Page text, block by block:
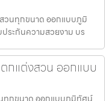
วนทุกขนาด ออกแบบภูมิ
ระกันความสวยงาม บร
กแต่งสวน ออกแบบ